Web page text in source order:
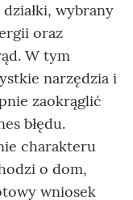
wybrany
oraz
W tym
narzędzia i
zaokrąglić
błędu.
charakteru
o dom,
wniosek